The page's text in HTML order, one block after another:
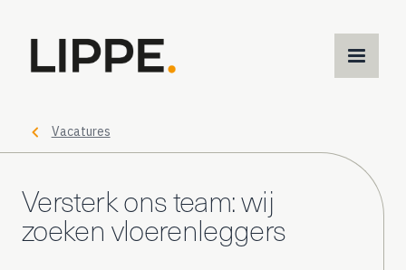
Vacatures
Versterk ons team: wij
zoeken vloerenleggers